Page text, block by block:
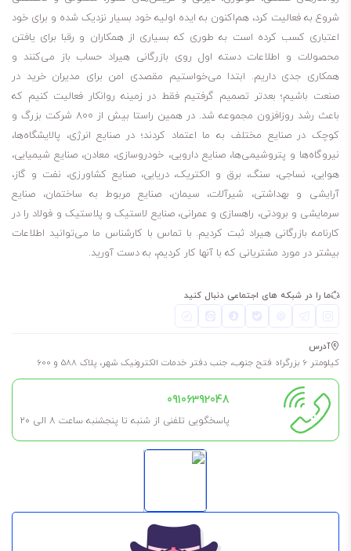
کنترل انحلال پذیری سیستم‌ها
کاهش هزینه‌های تعمیر و نگهداری
خاصیت ضد سایش
شاخص گرانروی خوب
مقاومت حرارتی
برای کسانی که می‌پرسند روغن موبیل دی تی ای mobil dte 26 چند لیتر
است، باید بگویم مظروف 5 لیتری، 20 لیتری و 209 لیتری این روغن موجود
است. لطفا توجه داشته باشید، برای چک کردن موجودی انبار مبنی بر اینکه
مظروف مورد نیاز شما موجود هست یا نه، باید با شماره‌هایی که در سایت
قرار دادیم، تماس بگیرید.
این روغن کهربایی رنگ است.
روغن هیدرولیک موبیل دی تی ای 22
روغن هیدرولیک موبیل دی تی ای 24
روغن هیدرولیک موبیل دی تی ای 25
روغن هیدرولیک موبیل دی تی ای 26
شروع به فعالیت کرد، هم‌اکنون به ایده اولیه خود بسیار نزدیک شده و برای خود
اعتباری کسب کرده است به طوری که بسیاری از همکاران و رقبا برای یافتن
محصولات و اطلاعات دسته اول روی بازرگانی هیراد حساب باز می‌کنند و
همکاری جدی داریم. ابتدا می‌خواستیم مقصدی امن برای مدیران خرید در
صنعت باشیم؛ بعدتر تصمیم گرفتیم فقط در زمینه روانکار فعالیت کنیم که
باعث رشد روزافزون مجموعه شد. در همین راستا بیش از 800 شرکت بزرگ و
کوچک در صنایع مختلف به ما اعتماد کردند؛ در صنایع انرژی، پالایشگاه‌ها،
نیروگاه‌ها و پتروشیمی‌ها، صنایع دارویی، خودروسازی، معادن، صنایع شیمیایی،
هوایی، نساجی، سنگ، برق و الکتریک، دریایی، صنایع کشاورزی، نفت و گاز،
آرایشی و بهداشتی، شیرآلات، سیمان، صنایع مربوط به ساختمان، صنایع
سرمایشی و برودتی، راهسازی و عمرانی، صنایع لاستیک و پلاستیک و فولاد را در
کارنامه بازرگانی هیراد ثبت کردیم. با تماس با کارشناس ما می‌توانید اطلاعات
بیشتر در مورد مشتریانی که با آنها کار کردیم، به دست آورید.
ما را در شبکه های اجتماعی دنبال کنید
آدرس
کیلومتر 6 بزرگراه فتح جنوب، جنب دفتر خدمات الکترونیک شهر، پلاک 588 و 600
09106392048
پاسخگویی تلفنی از شنبه تا پنجشنبه ساعت 8 الی ۲۰